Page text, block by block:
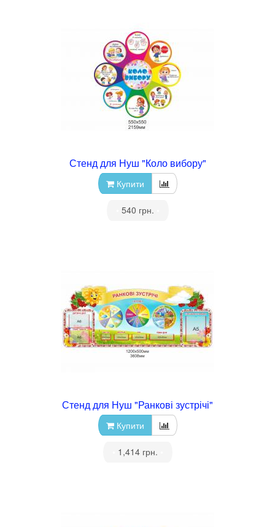
Стенд для Нуш "Коло вибору"
Купити
540 грн.
Стенд для Нуш "Ранкові зустрічі"
Купити
1,414 грн.